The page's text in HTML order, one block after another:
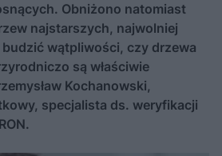
Obniżono natomiast
najstarszych, najwolniej
wątpliwości, czy drzewa
są właściwie
Kochanowski,
specjalista ds. weryfikacji